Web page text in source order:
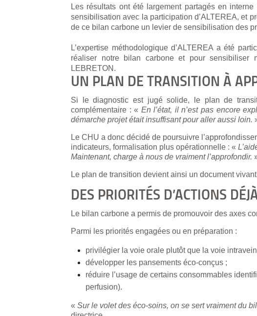
Les résultats ont été largement partagés en
sensibilisation avec la participation d’ALTEREA, et
de ce bilan carbone un levier de sensibilisation des
L’expertise méthodologique d’ALTEREA a été
réaliser notre bilan carbone et pour sensibiliser
LEBRETON.
UN PLAN DE TRANSITION À
Si le diagnostic est jugé solide, le plan de
complémentaire : « En l’état, il n’est pas encore
démarche projet était insuffisant pour aller aussi loin.
Le CHU a donc décidé de poursuivre
indicateurs, formalisation plus opérationnelle : «
Maintenant, charge à nous de vraiment l’approfondir.
Le plan de transition devient ainsi un document
DES PRIORITÉS D’ACTIONS
Le bilan carbone a permis de promouvoir des axes
Parmi les priorités engagées ou en préparation :
privilégier la voie orale plutôt que la voie
développer les pansements éco-conçus ;
réduire l’usage de certains consommables
perfusion).
« Sur le volet des éco-soins, on se sert vraiment du